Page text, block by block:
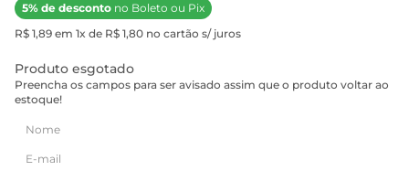
5% de desconto no Boleto ou Pix
R$ 1,89 em 1x de R$ 1,80 no cartão s/ juros
Produto esgotado
Preencha os campos para ser avisado assim que o produto voltar ao
estoque!